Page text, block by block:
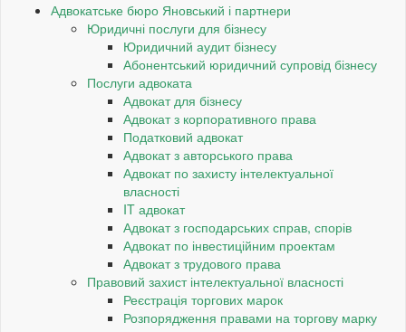
Адвокатське бюро Яновський і партнери
Юридичні послуги для бізнесу
Юридичний аудит бізнесу
Абонентський юридичний супровід бізнесу
Послуги адвоката
Адвокат для бізнесу
Адвокат з корпоративного права
Податковий адвокат
Адвокат з авторського права
Адвокат по захисту інтелектуальної
власності
IT адвокат
Адвокат з господарських справ, спорів
Адвокат по інвестиційним проектам
Адвокат з трудового права
Правовий захист інтелектуальної власності
Реєстрація торгових марок
Розпорядження правами на торгову марку